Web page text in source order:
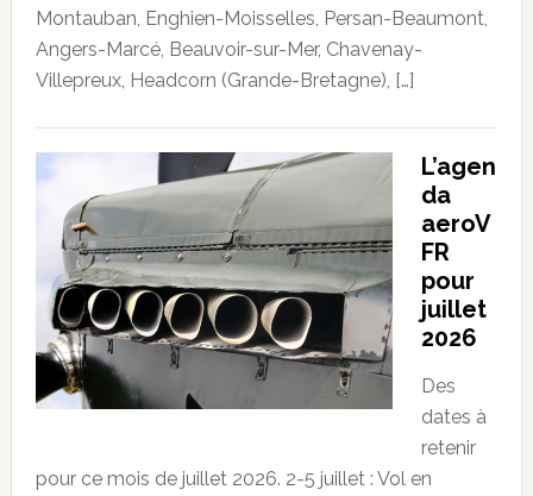
Montauban, Enghien-Moisselles, Persan-Beaumont,
Angers-Marcé, Beauvoir-sur-Mer, Chavenay-
Villepreux, Headcorn (Grande-Bretagne), […]
L’agen
da
aeroV
FR
pour
juillet
2026
Des
dates à
retenir
pour ce mois de juillet 2026. 2-5 juillet : Vol en